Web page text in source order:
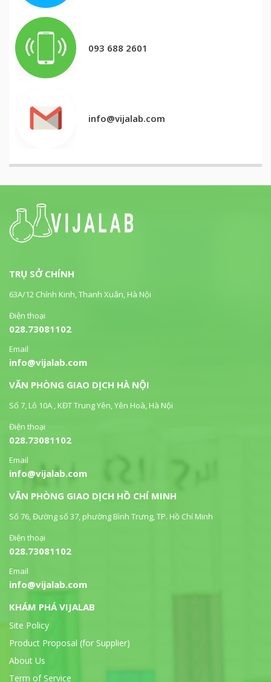
093 688 2601
info@vijalab.com
TRỤ SỞ CHÍNH
63A/12 Chính Kinh, Thanh Xuân, Hà Nội
Điện thoại
028.73081102
Email
info@vijalab.com
VĂN PHÒNG GIAO DỊCH HÀ NỘI
Số 7, Lô 10A , KĐT Trung Yên, Yên Hoà, Hà Nội
Điện thoại
028.73081102
Email
info@vijalab.com
VĂN PHÒNG GIAO DỊCH HỒ CHÍ MINH
Số 76, Đường số 37, phường Bình Trưng, TP. Hồ Chí Minh
Điện thoại
028.73081102
Email
info@vijalab.com
KHÁM PHÁ VIJALAB
Site Policy
Product Proposal (for Supplier)
About Us
Term of Service